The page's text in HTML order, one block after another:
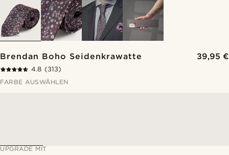
Brendan Boho Seidenkrawatte 39,95 €
4.8 (313)
FARBE AUSWÄHLEN
UPGRADE MIT